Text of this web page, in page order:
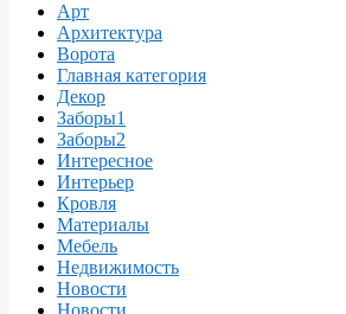
Арт
Архитектура
Ворота
Главная категория
Декор
Заборы1
Заборы2
Интересное
Интерьер
Кровля
Материалы
Мебель
Недвижимость
Новости